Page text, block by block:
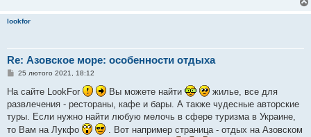
lookfor
Re: Азовское море: особенности отдыха
П
в
і
д
о
м
л
25 лютого 2021, 18:12
На сайте LookFor Вы можете найти
жилье, все для
развлечения - рестораны, кафе и бары. А также чудесные авторские
туры. Если нужно найти любую мелочь в сфере туризма в Украине,
то Вам на Лукфо
. Вот например страница - отдых на Азовском